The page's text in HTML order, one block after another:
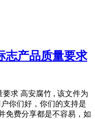
志产品质量要求
要求 高安腐竹 , 该文件为
你们好，你们的支持是
免费分享都是不容易，如